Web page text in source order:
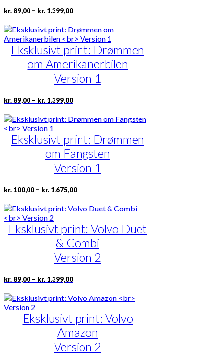
kr. 89,00 – kr. 1.399,00Prisinterval:
kr. 1.399,00
Dette
har
flere
varianter.
Mulighederne
kan
vælges
på
Eksklusivt print: Drømmen
om Amerikanerbilen
Version 1
kr. 89,00 – kr. 1.399,00Prisinterval:
kr. 1.399,00
Dette
har
varianter.
Mulighederne
kan
vælges
på
Eksklusivt print: Drømmen
om Fangsten
Version 1
kr. 100,00 – kr. 1.675,00Prisinterval:
til
kr. 1.675,00
Dette
har
varianter.
Mulighederne
kan
vælges
på
Eksklusivt print: Volvo Duet
& Combi
Version 2
kr. 89,00 – kr. 1.399,00Prisinterval:
til
kr. 1.399,00
Dette
har
varianter.
Mulighederne
kan
vælges
på
Eksklusivt print: Volvo
Amazon
Version 2